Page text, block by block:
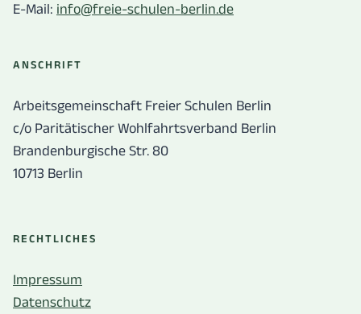
E-Mail: info@freie-schulen-berlin.de
ANSCHRIFT
Arbeitsgemeinschaft Freier Schulen Berlin
c/o Paritätischer Wohlfahrtsverband Berlin
Brandenburgische Str. 80
10713 Berlin
RECHTLICHES
Impressum
Datenschutz